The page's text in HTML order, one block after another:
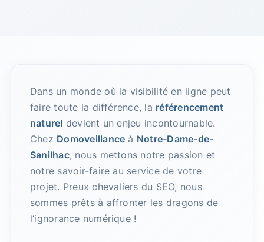
Dans un monde où la visibilité en ligne peut
faire toute la différence, la référencement
naturel devient un enjeu incontournable.
Chez Domoveillance à Notre-Dame-de-
Sanilhac, nous mettons notre passion et
notre savoir-faire au service de votre
projet. Preux chevaliers du SEO, nous
sommes prêts à affronter les dragons de
l’ignorance numérique !